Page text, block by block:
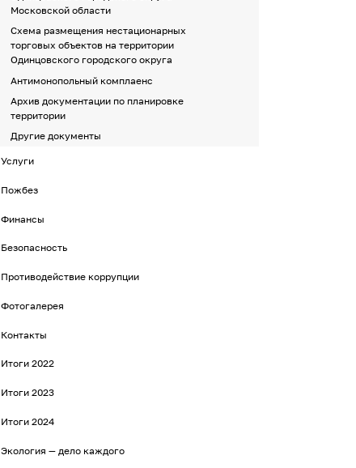
Московской области
Схема размещения нестационарных
торговых объектов на территории
Одинцовского городского округа
Антимонопольный комплаенс
Архив документации по планировке
территории
Другие документы
Услуги
Пожбез
Финансы
Безопасность
Противодействие коррупции
Фотогалерея
Контакты
Итоги 2022
Итоги 2023
Итоги 2024
Экология — дело каждого